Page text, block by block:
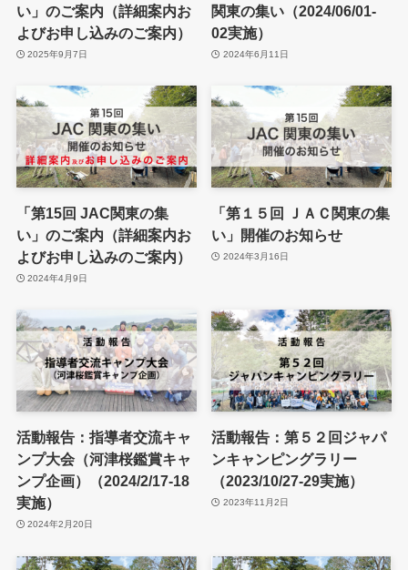
い」のご案内（詳細案内お
よびお申し込みのご案内）
2025年9月7日
関東の集い（2024/06/01-
02実施）
2024年6月11日
「第15回 JAC関東の集
い」のご案内（詳細案内お
よびお申し込みのご案内）
2024年4月9日
「第１５回 ＪＡＣ関東の集
い」開催のお知らせ
2024年3月16日
活動報告：指導者交流キャ
ンプ大会（河津桜鑑賞キャ
ンプ企画）（2024/2/17-18
実施）
2024年2月20日
活動報告：第５２回ジャパ
ンキャンピングラリー
（2023/10/27-29実施）
2023年11月2日